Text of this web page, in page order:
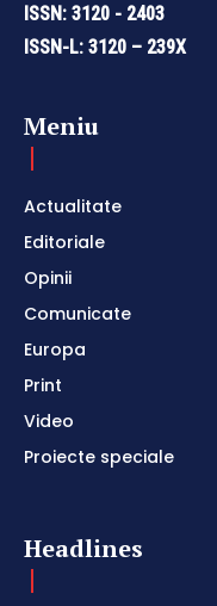
ISSN: 3120 - 2403
ISSN-L: 3120 – 239X
Meniu
Actualitate
Editoriale
Opinii
Comunicate
Europa
Print
Video
Proiecte speciale
Headlines